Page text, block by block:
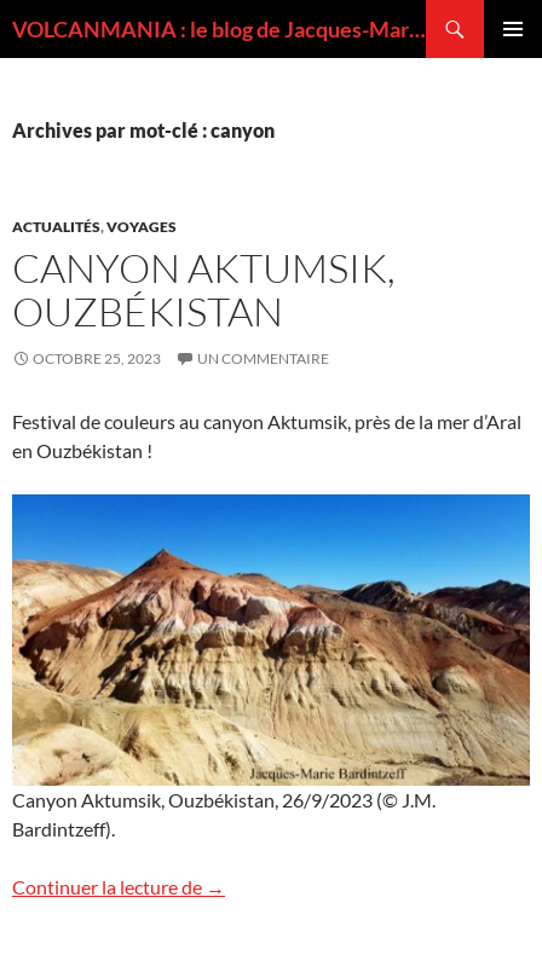
VOLCANMANIA : le blog de Jacques-Marie BARDINTZEFF, volcanologue
Archives par mot-clé : canyon
ACTUALITÉS,VOYAGES
CANYON AKTUMSIK,
OUZBÉKISTAN
OCTOBRE 25, 2023 UN COMMENTAIRE
Festival de couleurs au canyon Aktumsik, près de la mer d’Aral
en Ouzbékistan !
Canyon Aktumsik, Ouzbékistan, 26/9/2023 (© J.M.
Bardintzeff).
Continuer la lecture de Canyon Aktumsik, Ouzbékistan
→